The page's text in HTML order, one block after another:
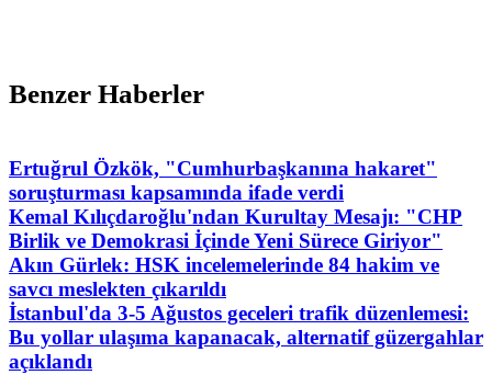
Benzer Haberler
Ertuğrul Özkök, "Cumhurbaşkanına hakaret"
soruşturması kapsamında ifade verdi
Kemal Kılıçdaroğlu'ndan Kurultay Mesajı: "CHP
Birlik ve Demokrasi İçinde Yeni Sürece Giriyor"
Akın Gürlek: HSK incelemelerinde 84 hakim ve
savcı meslekten çıkarıldı
İstanbul'da 3-5 Ağustos geceleri trafik düzenlemesi:
Bu yollar ulaşıma kapanacak, alternatif güzergahlar
açıklandı